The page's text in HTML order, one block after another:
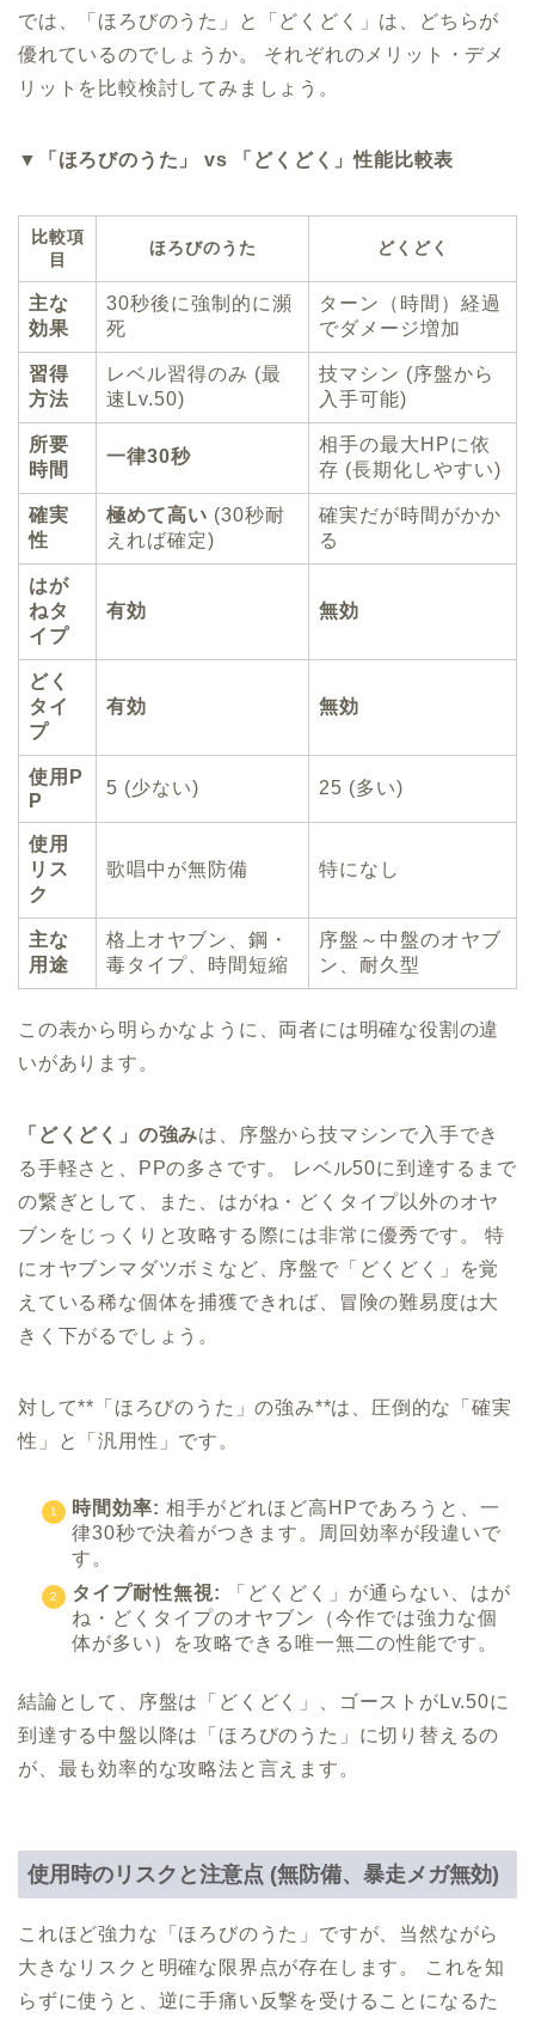
では、「ほろびのうた」と「どくどく」は、どちらが
優れているのでしょうか。 それぞれのメリット・デメ
リットを比較検討してみましょう。
▼「ほろびのうた」 vs 「どくどく」性能比較表
比較項
目
ほろびのうた どくどく
主な
効果
30秒後に強制的に瀕
死
ターン（時間）経過
でダメージ増加
習得
方法
レベル習得のみ (最
速Lv.50)
技マシン (序盤から
入手可能)
所要
時間
一律30秒
相手の最大HPに依
存 (長期化しやすい)
確実
性
極めて高い (30秒耐
えれば確定)
確実だが時間がかか
る
はが
ねタ
イプ
有効 無効
どく
タイ
プ
有効 無効
使用P
P
5 (少ない) 25 (多い)
使用
リス
ク
歌唱中が無防備 特になし
主な
用途
格上オヤブン、鋼・
毒タイプ、時間短縮
序盤～中盤のオヤブ
ン、耐久型
この表から明らかなように、両者には明確な役割の違
いがあります。
「どくどく」の強みは、序盤から技マシンで入手でき
る手軽さと、PPの多さです。 レベル50に到達するまで
の繋ぎとして、また、はがね・どくタイプ以外のオヤ
ブンをじっくりと攻略する際には非常に優秀です。 特
にオヤブンマダツボミなど、序盤で「どくどく」を覚
えている稀な個体を捕獲できれば、冒険の難易度は大
きく下がるでしょう。
対して**「ほろびのうた」の強み**は、圧倒的な「確実
性」と「汎用性」です。
時間効率: 相手がどれほど高HPであろうと、一
律30秒で決着がつきます。周回効率が段違いで
す。
タイプ耐性無視:
「どくどく」が通らない、はが
ね・どくタイプのオヤブン（今作では強力な個
体が多い）を攻略できる唯一無二の性能です。
結論として、序盤は「どくどく」、ゴーストがLv.50に
到達する中盤以降は「ほろびのうた」に切り替えるの
が、最も効率的な攻略法と言えます。
使用時のリスクと注意点 (無防備、暴走メガ無効)
これほど強力な「ほろびのうた」ですが、当然ながら
大きなリスクと明確な限界点が存在します。 これを知
らずに使うと、逆に手痛い反撃を受けることになるた